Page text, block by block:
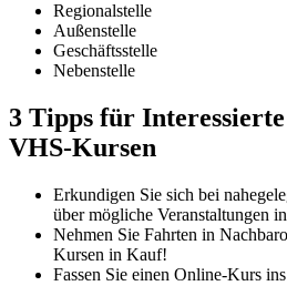
Regionalstelle
Außenstelle
Geschäftsstelle
Nebenstelle
3 Tipps für
VHS-Kursen
Erkundigen Sie sich bei
über mögliche Veranstaltungen
Nehmen Sie Fahrten in
Kursen in Kauf!
Fassen Sie einen Online-Kurs